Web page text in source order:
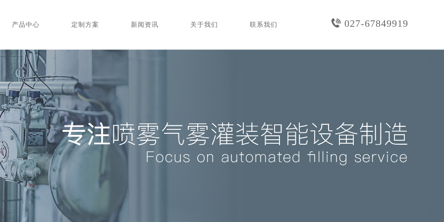
产品中心 定制方案 新闻资讯 关于我们 联系我们 027-67849919